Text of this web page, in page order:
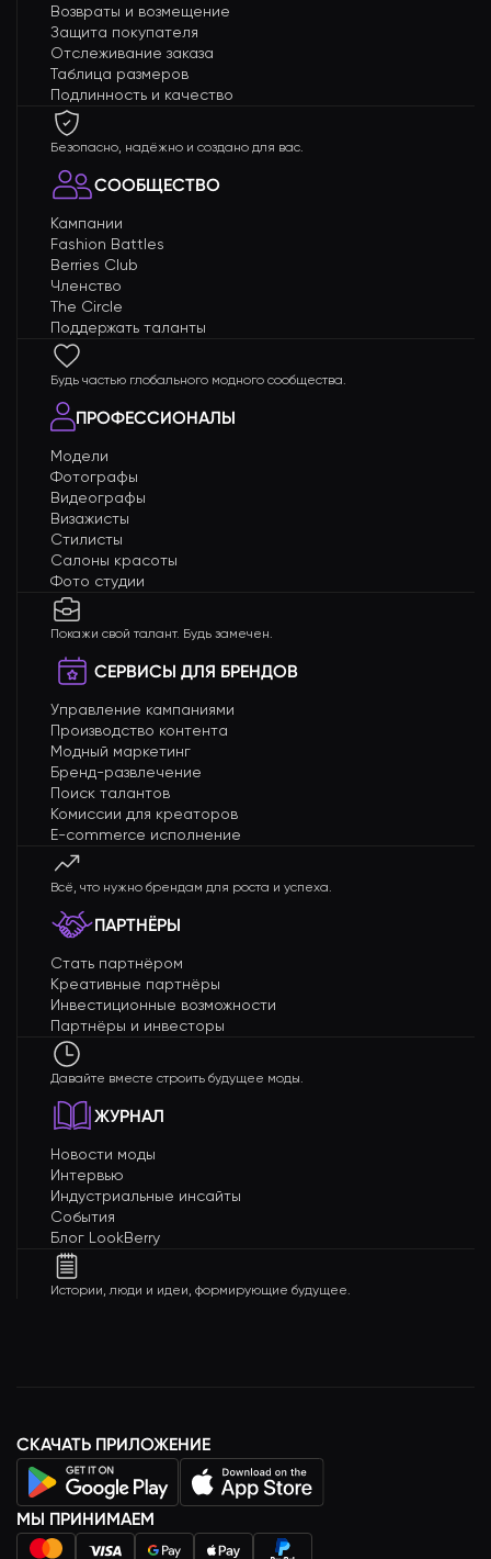
Возвраты и возмещение
Защита покупателя
Отслеживание заказа
Таблица размеров
Подлинность и качество
Безопасно, надёжно и создано для вас.
СООБЩЕСТВО
Кампании
Fashion Battles
Berries Club
Членство
The Circle
Поддержать таланты
Будь частью глобального модного сообщества.
ПРОФЕССИОНАЛЫ
Модели
Фотографы
Видеографы
Визажисты
Стилисты
Салоны красоты
Фото студии
Покажи свой талант. Будь замечен.
СЕРВИСЫ ДЛЯ БРЕНДОВ
Управление кампаниями
Производство контента
Модный маркетинг
Бренд-развлечение
Поиск талантов
Комиссии для креаторов
E-commerce исполнение
Всё, что нужно брендам для роста и успеха.
ПАРТНЁРЫ
Стать партнёром
Креативные партнёры
Инвестиционные возможности
Партнёры и инвесторы
Давайте вместе строить будущее моды.
ЖУРНАЛ
Новости моды
Интервью
Индустриальные инсайты
События
Блог LookBerry
Истории, люди и идеи, формирующие будущее.
СКАЧАТЬ ПРИЛОЖЕНИЕ
МЫ ПРИНИМАЕМ